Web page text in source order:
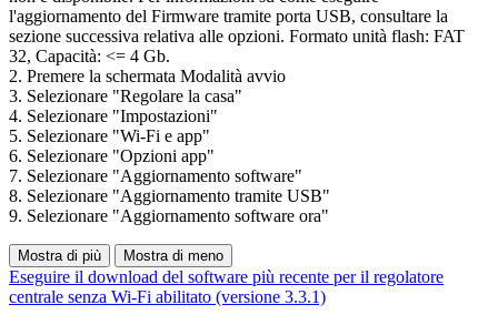
l'aggiornamento del Firmware tramite porta USB, consultare la
sezione successiva relativa alle opzioni. Formato unità flash: FAT
32, Capacità: <= 4 Gb.
2. Premere la schermata Modalità avvio
3. Selezionare "Regolare la casa"
4. Selezionare "Impostazioni"
5. Selezionare "Wi-Fi e app"
6. Selezionare "Opzioni app"
7. Selezionare "Aggiornamento software"
8. Selezionare "Aggiornamento tramite USB"
9. Selezionare "Aggiornamento software ora"
Mostra di più Mostra di meno
Eseguire il download del software più recente per il regolatore
centrale senza Wi-Fi abilitato (versione 3.3.1)